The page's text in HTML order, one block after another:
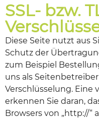
SSL- bzw.
Diese Seite nutzt aus
Schutz der
zum Beispiel
uns als Seitenbetreiber
Verschlüsselung. Eine
erkennen Sie daran,
Browsers von „http://“